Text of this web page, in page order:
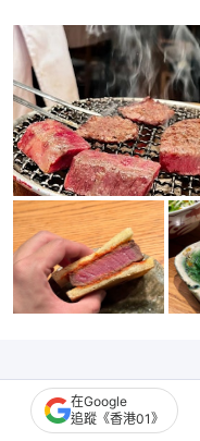
在Google
追蹤《香港01》